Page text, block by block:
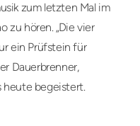
zum letzten Mal im
zu hören. „Die vier
ein Prüfstein für
Dauerbrenner,
heute begeistert.